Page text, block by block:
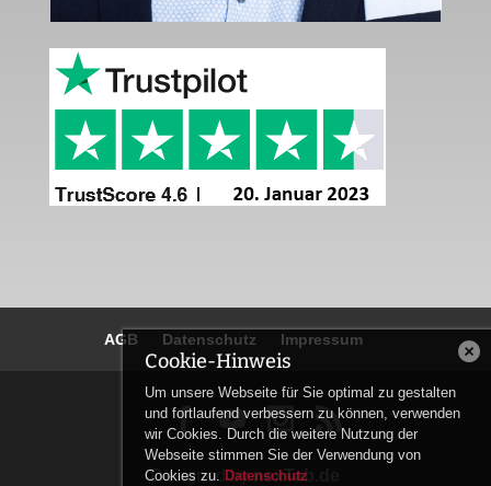
AGB Datenschutz Impressum
 
Designed bynexTab.de
Cookie-Hinweis
Um unsere Webseite für Sie optimal zu gestalten
und fortlaufend verbessern zu können, verwenden
wir Cookies. Durch die weitere Nutzung der
Webseite stimmen Sie der Verwendung von
Cookies zu. Datenschutz